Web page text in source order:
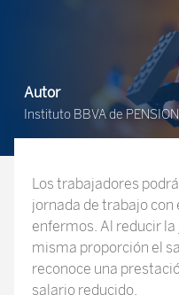
Autor
Instituto BBVA de
Los trabajadores
jornada de trabajo con
enfermos. Al reducir
misma proporción el
reconoce una
salario reducido.